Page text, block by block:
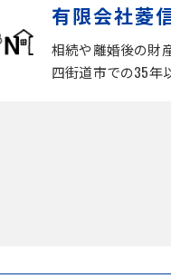
有限会社菱
相続や離婚後の財
四街道市での35年